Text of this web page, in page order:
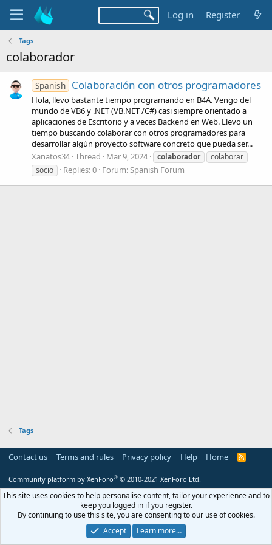
Log in Register
Tags
colaborador
Spanish Colaboración con otros programadores
Hola, llevo bastante tiempo programando en B4A. Vengo del
mundo de VB6 y .NET (VB.NET /C#) casi siempre orientado a
aplicaciones de Escritorio y a veces Backend en Web. Llevo un
tiempo buscando colaborar con otros programadores para
desarrollar algún proyecto software concreto que pueda ser...
Xanatos34 Thread Mar 9, 2024 colaborador
colaborar
socio
Replies: 0 Forum:Spanish Forum
Tags
Contact us Terms and rules Privacy policy Help Home
R
Community platform by XenForo® © 2010-2021 XenForo Ltd.
This site uses cookies to help personalise content, tailor your experience and to
keep you logged in if you register.
By continuing to use this site, you are consenting to our use of cookies.
Accept
Learn more…